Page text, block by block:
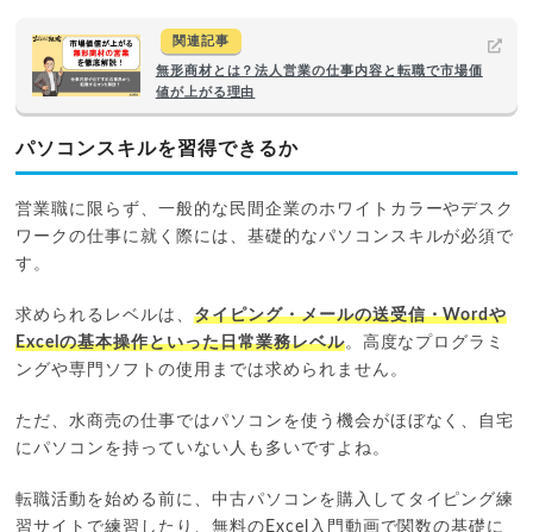
関連記事
無形商材とは？法人営業の仕事内容と転職で市場価
値が上がる理由
パソコンスキルを習得できるか
営業職に限らず、一般的な民間企業のホワイトカラーやデスク
ワークの仕事に就く際には、基礎的なパソコンスキルが必須で
す。
求められるレベルは、タイピング・メールの送受信・Wordや
Excelの基本操作といった日常業務レベル。高度なプログラミ
ングや専門ソフトの使用までは求められません。
ただ、水商売の仕事ではパソコンを使う機会がほぼなく、自宅
にパソコンを持っていない人も多いですよね。
転職活動を始める前に、中古パソコンを購入してタイピング練
習サイトで練習したり、無料のExcel入門動画で関数の基礎に